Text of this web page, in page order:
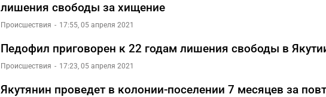
лишения свободы за хищение
Происшествия 17:55, 05 апреля 2021
Педофил приговорен к 22 годам лишения свободы в
Происшествия 17:23, 05 апреля 2021
Якутянин проведет в колонии-поселении 7 месяцев за